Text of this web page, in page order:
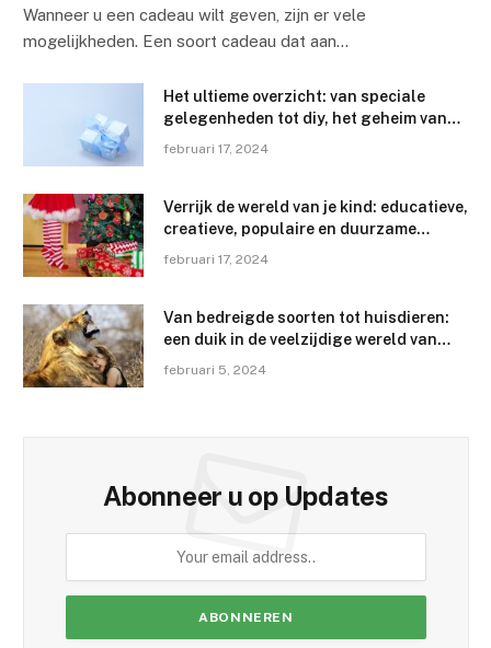
Wanneer u een cadeau wilt geven, zijn er vele
mogelijkheden. Een soort cadeau dat aan…
Het ultieme overzicht: van speciale
gelegenheden tot diy, het geheim van
februari 17, 2024
Verrijk de wereld van je kind: educatieve,
creatieve, populaire en duurzame
februari 17, 2024
Van bedreigde soorten tot huisdieren:
een duik in de veelzijdige wereld van
februari 5, 2024
Abonneer u op Updates